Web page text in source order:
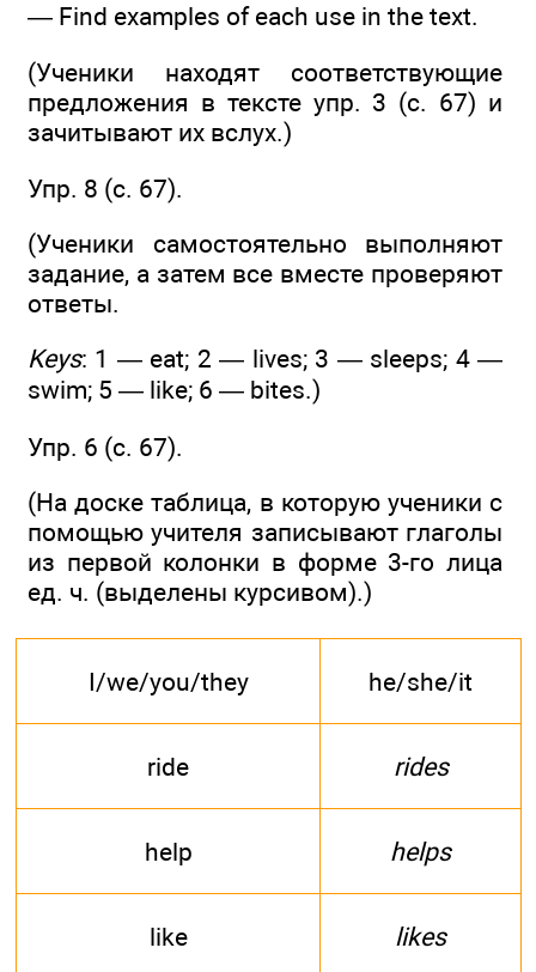
— Find examples of each use in the text.
(Ученики находят соответствующие
предложения в тексте упр. 3 (с. 67) и
зачитывают их вслух.)
Упр. 8 (с. 67).
(Ученики самостоятельно выполняют
задание, а затем все вместе проверяют
ответы.
Keys: 1 — eat; 2 — lives; 3 — sleeps; 4 —
swim; 5 — like; 6 — bites.)
Упр. 6 (c. 67).
(На доске таблица, в которую ученики с
помощью учителя записывают глаголы
из первой колонки в форме 3-го лица
ед. ч. (выделены курсивом).)
I/we/you/they he/she/it
ride rides
help helps
like likes